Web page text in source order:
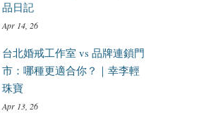
品日記
Apr 14, 26
台北婚戒工作室 vs 品牌連鎖門
市：哪種更適合你？｜幸李輕
珠寶
Apr 13, 26